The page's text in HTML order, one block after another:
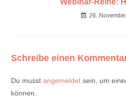
26.
Schreibe einen
Du musstangemeldet sein, um
können.